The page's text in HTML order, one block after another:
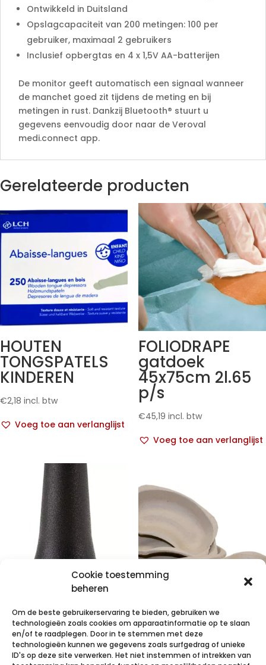
Cookie toestemming
beheren
Om de beste gebruikerservaring te bieden, gebruiken we
technologieën zoals cookies om apparaatinformatie op te slaan
en/of te raadplegen. Door in te stemmen met deze
technologieën kunnen we gegevens zoals surfgedrag of unieke
ID's op deze site verwerken. Het niet instemmen of intrekken van
Ontwikkeld in Duitsland
Opslagcapaciteit van 200 metingen: 100 per
gebruiker, maximaal 2 gebruikers
Inclusief opbergtas en 4 x 1,5V AA-batterijen
De monitor geeft automatisch een signaal wanneer
de manchet goed zit tijdens de meting en bij
metingen in rust. Dankzij Bluetooth® stuurt u
gegevens eenvoudig door naar de Veroval
medi.connect app.
Gerelateerde producten
HOUTEN
TONGSPATELS
KINDEREN
€2,18 incl. btw
Voeg toe aan verlanglijst
FOLIODRAPE
gatdoek
45x75cm 2l.65
p/s
€45,19 incl. btw
Voeg toe aan verlanglijst
Oorspeculum
Welch Allyn
Macroview
2.75mm (850
NIERBEKKENS
UIT
GERECYCLEERD